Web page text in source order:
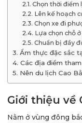
Chọn thời
Lên kế hoạch
Chọn xe đi
Lựa chọn chỗ
Chuẩn bị đầy
Ẩm thực đặc sắc
Các địa điểm
Nên du lịch Cao
Giới thiệu về
Nằm ở vùng đông